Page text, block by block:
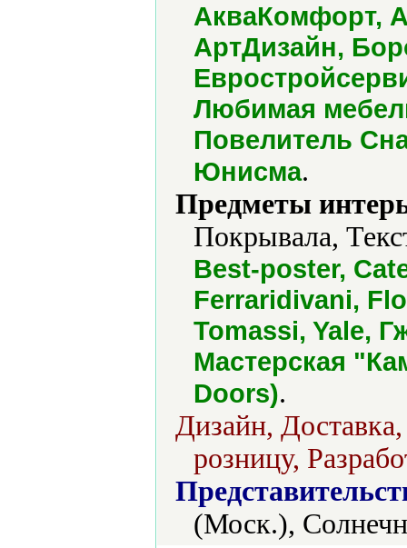
АкваКомфорт,
АртДизайн,
Любимая
Повелитель
Юнисма.
Предметы
Покрывала,
Best-poster,
Ferraridivani,
Tomassi, Yale,
Мастерская
Doors).
Дизайн,
розницу,
(Моск.),